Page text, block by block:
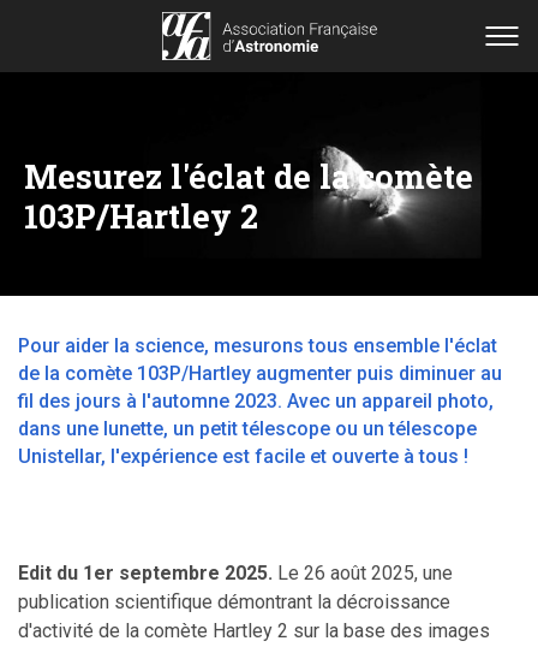
Mesurez l'éclat de la comète
103P/Hartley 2
Pour aider la science, mesurons tous ensemble l'éclat
de la comète 103P/Hartley augmenter puis diminuer au
fil des jours à l'automne 2023. Avec un appareil photo,
dans une lunette, un petit télescope ou un télescope
Unistellar, l'expérience est facile et ouverte à tous !
Edit du 1er septembre 2025. Le 26 août 2025, une
publication scientifique démontrant la décroissance
d'activité de la comète Hartley 2 sur la base des images